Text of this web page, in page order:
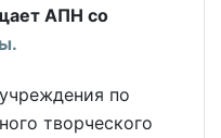
АПН со
по
творческого